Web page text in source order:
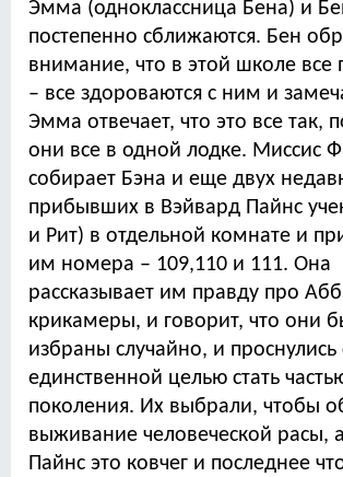
Эмма (одноклассница Бена) и
постепенно сближаются. Бен
внимание, что в этой школе все
– все здороваются с ним и
Эмма отвечает, что это все так,
они все в одной лодке. Миссис
собирает Бэна и еще двух
прибывших в Вэйвард Пайнс
и Рит) в отдельной комнате и
им номера – 109,110 и 111. Она
рассказывает им правду про
крикамеры, и говорит, что они
избраны случайно, и проснулись
единственной целью стать
поколения. Их выбрали, чтобы
выживание человеческой расы,
Пайнс это ковчег и последнее